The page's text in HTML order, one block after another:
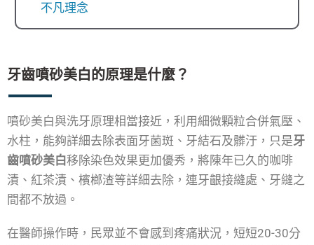
不凡理念
牙齒噴砂美白的原理是什麼？
噴砂美白與洗牙原理相當接近，利用細微顆粒合併氣壓、
水柱，能夠詳細去除表面牙菌斑、牙結石及髒汙，只是牙
齒噴砂美白移除染色效果更加優秀，將陳年已久的咖啡
漬、紅茶漬、檳榔渣等詳細去除，連牙齦接縫處、牙縫之
間都不放過。
在醫師操作時，民眾並不會感到疼痛狀況，短短20-30分